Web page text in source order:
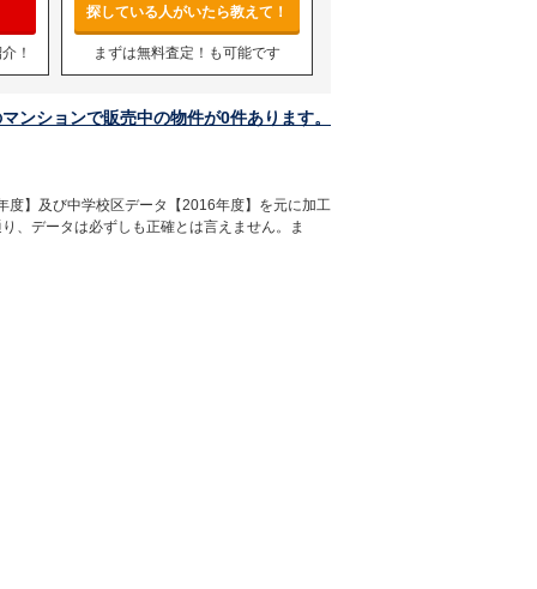
！
探している人がいたら教えて！
まずは無料査定！も可能です
ンションで販売中の物件が0件あります。
度】及び中学校区データ【2016年度】を元に加工
、データは必ずしも正確とは言えません。ま